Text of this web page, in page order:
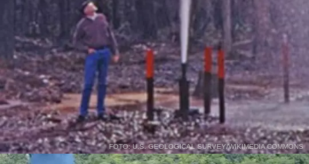
FOTO: U.S. GEOLOGICAL SURVEY/WIKIMEDIA COMMONS